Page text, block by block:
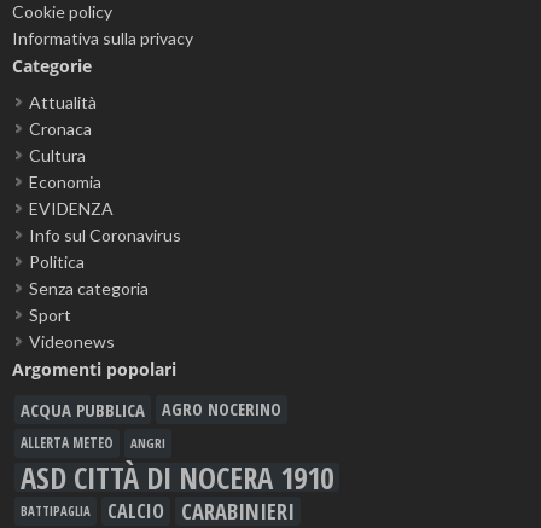
Cookie policy
Informativa sulla privacy
Categorie
Attualità
Cronaca
Cultura
Economia
EVIDENZA
Info sul Coronavirus
Politica
Senza categoria
Sport
Videonews
Argomenti popolari
ACQUA PUBBLICA AGRO NOCERINO
ALLERTA METEO ANGRI
ASD CITTÀ DI NOCERA 1910
BATTIPAGLIA CALCIO CARABINIERI